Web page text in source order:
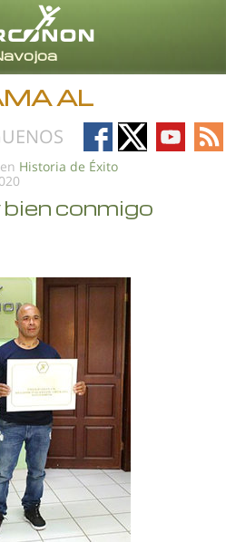
Español
Todas las Regiones/Idiomas
AL
Follow
on
Follow
on
Follow
on
on
en Historia de Éxito
conmigo